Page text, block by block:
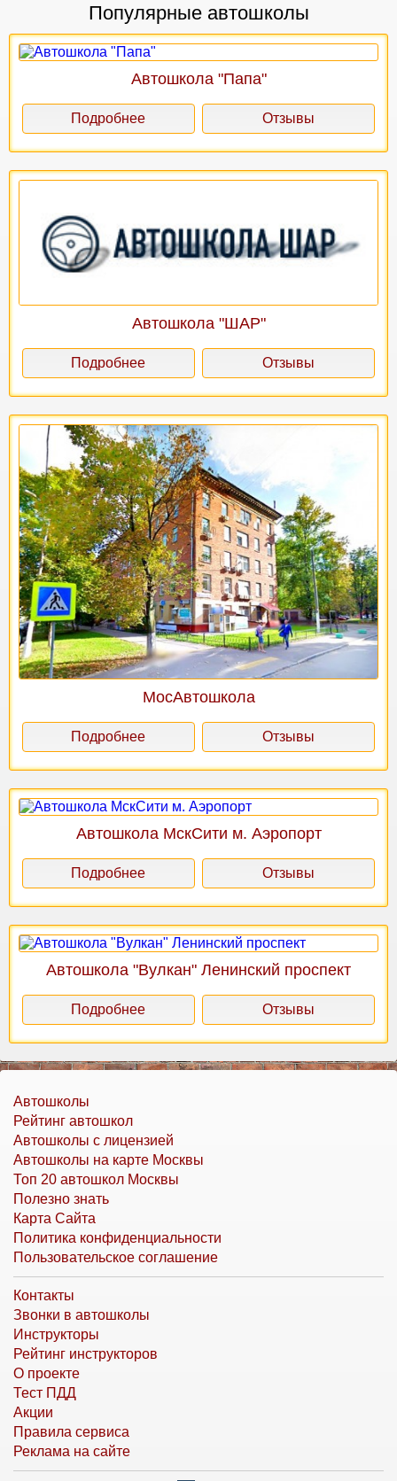
Популярные автошколы
Автошкола "Папа"
Подробнее Отзывы
Автошкола "ШАР"
Подробнее Отзывы
МосАвтошкола
Подробнее Отзывы
Автошкола МскСити м. Аэропорт
Подробнее Отзывы
Автошкола "Вулкан" Ленинский проспект
Подробнее Отзывы
Автошколы
Рейтинг автошкол
Автошколы с лицензией
Автошколы на карте Москвы
Топ 20 автошкол Москвы
Полезно знать
Карта Сайта
Политика конфиденциальности
Пользовательское соглашение
Контакты
Звонки в автошколы
Инструкторы
Рейтинг инструкторов
О проекте
Тест ПДД
Акции
Правила сервиса
Реклама на сайте